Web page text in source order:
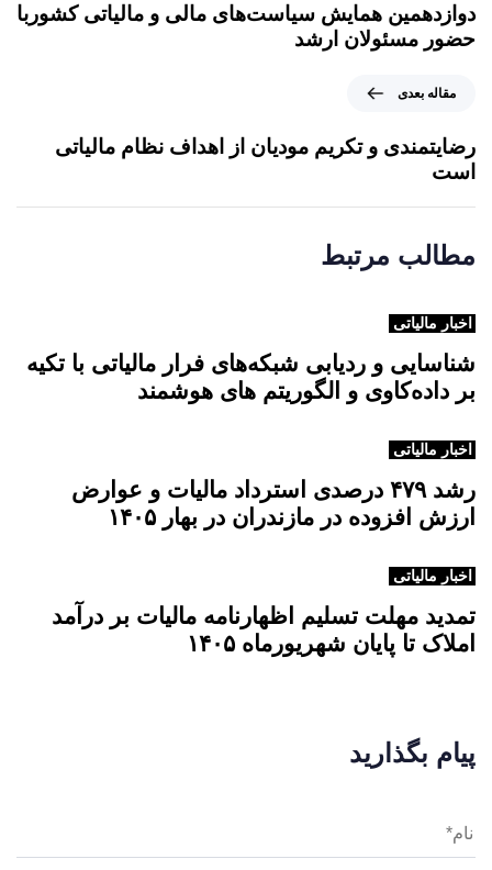
دوازدهمین همایش سیاست‌های مالی و مالیاتی کشوربا
حضور مسئولان ارشد
مقاله بعدی
رضایتمندی و تکریم مودیان از اهداف نظام مالیاتی
است
مطالب مرتبط
اخبار مالیاتی
شناسایی و ردیابی شبکه‌های فرار مالیاتی با تکیه
بر داده‌کاوی و الگوریتم های هوشمند
اخبار مالیاتی
رشد ۴۷۹ درصدی استرداد مالیات و عوارض
ارزش افزوده در مازندران در بهار ۱۴۰۵
اخبار مالیاتی
تمدید مهلت تسلیم اظهارنامه مالیات بر درآمد
املاک تا پایان شهریورماه ۱۴۰۵
پیام بگذارید